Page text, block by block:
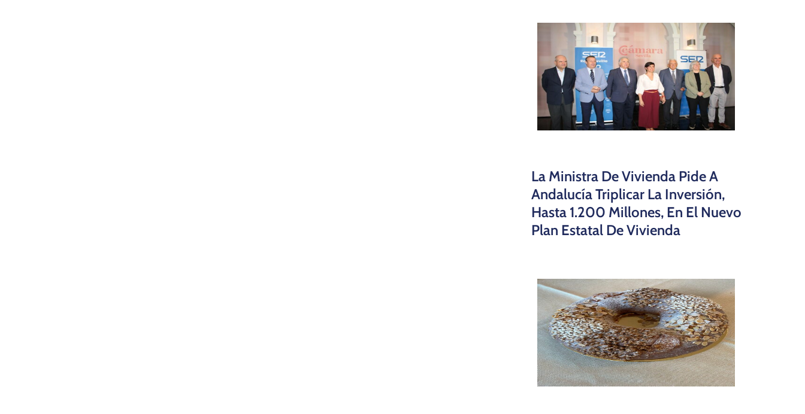
La Ministra De Vivienda Pide A
Andalucía Triplicar La Inversión,
Hasta 1.200 Millones, En El Nuevo
Plan Estatal De Vivienda